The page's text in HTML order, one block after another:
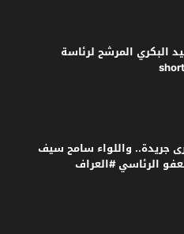
البكري المرشح لرئاسة
جريدة.. واللواء سامح سيف
الرئاسي #العراف